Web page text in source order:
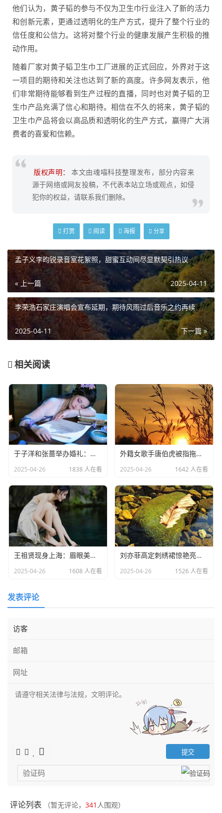
他们认为，黄子韬的参与不仅为卫生巾行业注入了新的活力
和创新元素，更通过透明化的生产方式，提升了整个行业的
信任度和公信力。这将对整个行业的健康发展产生积极的推
动作用。
随着厂家对黄子韬卫生巾工厂进展的正式回应，外界对于这
一项目的期待和关注也达到了新的高度。许多网友表示，他
们非常期待能够看到生产过程的直播，同时也对黄子韬的卫
生巾产品充满了信心和期待。相信在不久的将来，黄子韬的
卫生巾产品将会以高品质和透明化的生产方式，赢得广大消
费者的喜爱和信赖。
版权声明：
本文由魂喵科技整理发布，部分内容来
源于网络或网友投稿，不代表本站立场或观点，如侵
犯你的权益，请联系我们删除。
打赏 阅读 海报 分享
孟子义李昀锐录音室花絮照，甜蜜互动间尽显默契引热议
« 上一篇 2025-04-11
李荣浩石家庄演唱会宣布延期，期待风雨过后音乐之约再续
下一篇 »
2025-04-11
相关阅读
于子洋和张蔷举办婚礼：一对赛场情场双丰收的人生赢家​
2025-04-26 1838 人在看
外籍女歌手唐伯虎被指拖欠劳务费：明星责任不应该缺席​
2025-04-26 1642 人在看
王祖贤现身上海：眉眼美丽气质优雅，时光难掩女神风采
2025-04-26 1608 人在看
​刘亦菲高定刺绣裙惊艳亮相：皮肤白到发光诠释东方美学​
2025-04-26 1526 人在看
发表评论
评论列表 （暂无评论， 341 人围观）